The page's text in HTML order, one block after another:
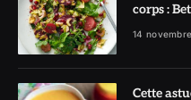
corps :
l’honneur
14
Cette